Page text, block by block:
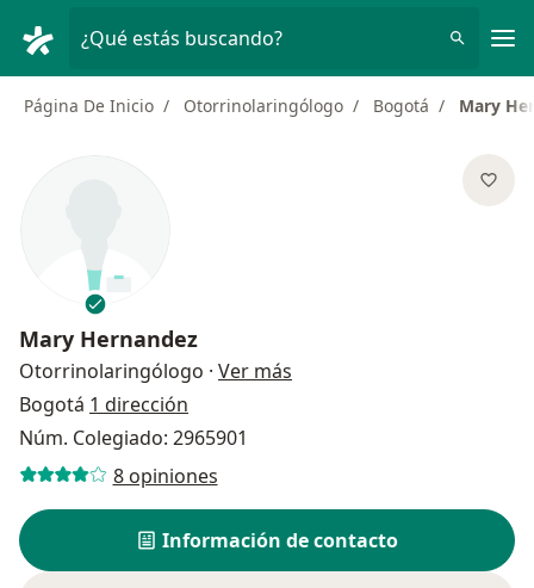
¿Qué estás buscando?
Página De Inicio Otorrinolaringólogo Bogotá Mary
Mary Hernandez
Otorrinolaringólogo · Ver más
Bogotá 1 dirección
Núm. Colegiado: 2965901
8 opiniones
Información de contacto